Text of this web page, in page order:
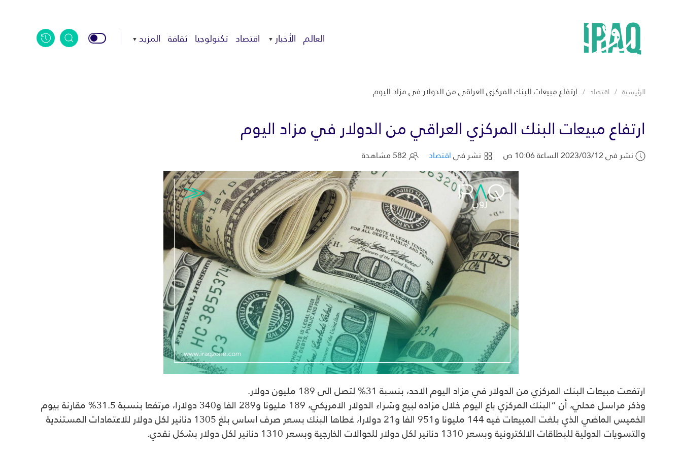
العالم الأخبار اقتصاد تكنولوجيا ثقافة المزيد
الرئيسية اقتصاد ارتفاع مبيعات البنك المركزي العراقي من الدولار في مزاد اليوم
ارتفاع مبيعات البنك المركزي العراقي من الدولار في مزاد اليوم
نشر في 2023/03/12 الساعة 10:06 ص نشر فياقتصاد
ارتفعت مبيعات البنك المركزي من الدولار في مزاد اليوم الاحد، بنسبة 31% لتصل الى 189 مليون دولار.
وذكر مراسل محلي، أن “البنك المركزي باع اليوم خلال مزاده لبيع وشراء الدولار الامريكي، 189 مليونا و289 الفا و340 دولارا، مرتفعا بنسبة 31.5% مقارنة بيوم
الخميس الماضي الذي بلغت المبيعات فيه 144 مليونا و951 الفا و21 دولارا، غطاها البنك بسعر صرف اساس بلغ 1305 دنانير لكل دولار للاعتمادات المستندية
والتسويات الدولية للبطاقات الالكترونية وبسعر 1310 دنانير لكل دولار للحوالات الخارجية وبسعر 1310 دنانير لكل دولار بشكل نقدي.